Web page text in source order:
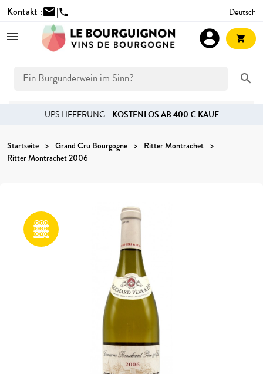
Kontakt :mail|phone Deutsch
search
account_circle shopping_cart
UPS LIEFERUNG - KOSTENLOS AB 400 € KAUF
Startseite Grand Cru Bourgogne
Ritter Montrachet
Ritter Montrachet 2006